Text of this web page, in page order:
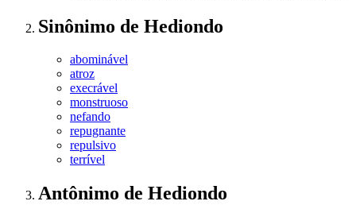
Sinônimo de Hediondo
abominável
atroz
execrável
monstruoso
nefando
repugnante
repulsivo
terrível
Antônimo de Hediondo